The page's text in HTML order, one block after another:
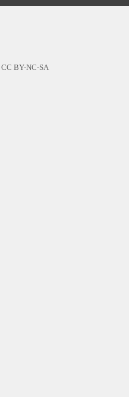
CC BY-NC-SA